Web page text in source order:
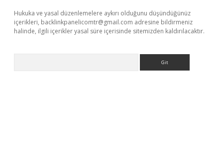
Hukuka ve yasal düzenlemelere aykırı olduğunu düşündüğünüz
içerikleri, backlinkpanelicomtr@gmail.com adresine bildirmeniz
halinde, ilgili içerikler yasal süre içerisinde sitemizden kaldırılacaktır.